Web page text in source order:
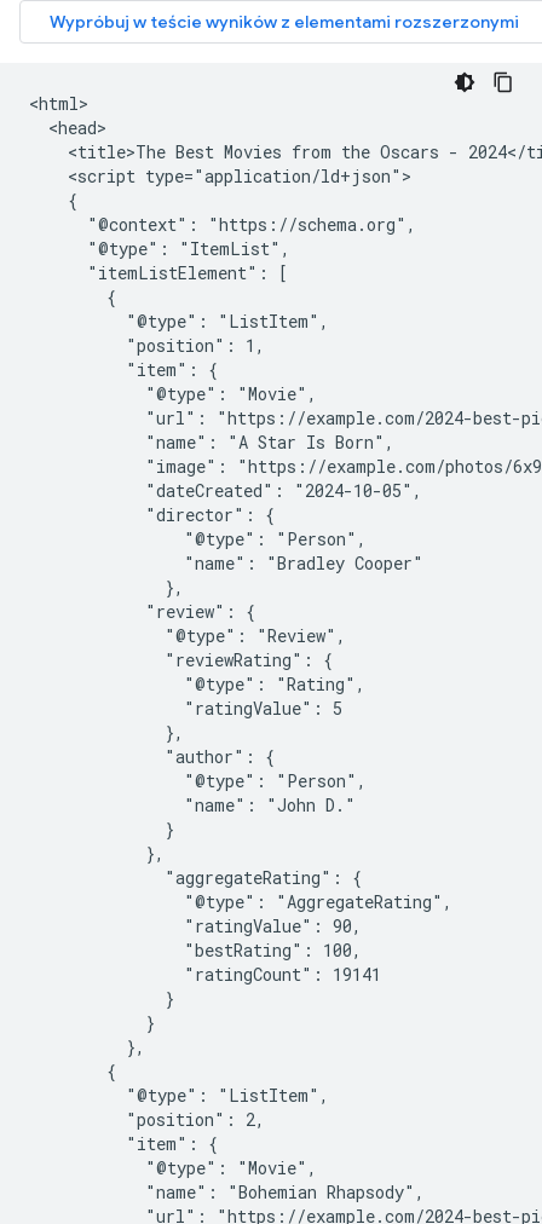
<html>
  <head>
<title>The Best Movies from the Oscars - 2024</
    <script type="application/ld+json">
    {
      "@context": "https://schema.org",
      "@type": "ItemList",
      "itemListElement": [
        {
          "@type": "ListItem",
          "position": 1,
          "item": {
            "@type": "Movie",
"url": "https://example.com/2024-best-
            "name": "A Star Is Born",
"image": "https://example.com/photos/
            "dateCreated": "2024-10-05",
            "director": {
                "@type": "Person",
                "name": "Bradley Cooper"
              },
            "review": {
              "@type": "Review",
              "reviewRating": {
                "@type": "Rating",
                "ratingValue": 5
              },
              "author": {
                "@type": "Person",
                "name": "John D."
              }
            },
              "aggregateRating": {
                "@type": "AggregateRating",
                "ratingValue": 90,
                "bestRating": 100,
                "ratingCount": 19141
              }
            }
          },
        {
          "@type": "ListItem",
          "position": 2,
          "item": {
            "@type": "Movie",
            "name": "Bohemian Rhapsody",
"url": "https://example.com/2024-best-